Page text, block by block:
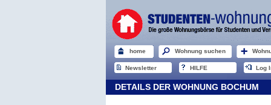
home Wohnung suchen
Newsletter HILFE Log
DETAILS DER WOHNUNG BOCHUM